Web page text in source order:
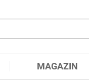
MAGAZIN